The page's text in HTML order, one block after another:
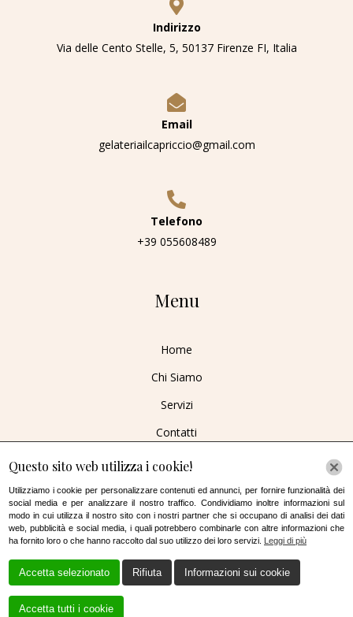
Indirizzo
Via delle Cento Stelle, 5, 50137 Firenze FI, Italia
Email
gelateriailcapriccio@gmail.com
Telefono
+39 055608489
Menu
Home
Chi Siamo
Servizi
Contatti
Cookie Policy/Privacy policy
Questo sito web utilizza i cookie!
Utilizziamo i cookie per personalizzare contenuti ed annunci, per fornire funzionalità dei
social media e per analizzare il nostro traffico. Condividiamo inoltre informazioni sul
modo in cui utilizza il nostro sito con i nostri partner che si occupano di analisi dei dati
web, pubblicità e social media, i quali potrebbero combinarle con altre informazioni che
ha fornito loro o che hanno raccolto dal suo utilizzo dei loro servizi. Leggi di più
Accetta selezionato Rifiuta Informazioni sui cookie
Accetta tutti i cookie